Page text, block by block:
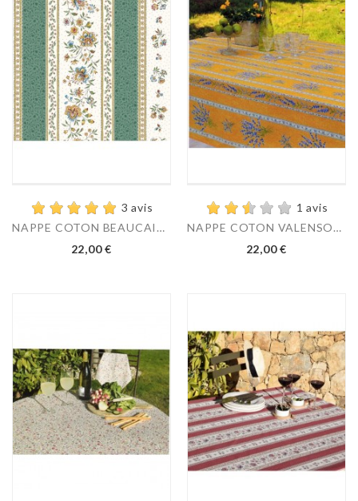
3 avis
NAPPE COTON BEAUCAIRE...
22,00 €
1 avis
NAPPE COTON VALENSOLE...
22,00 €